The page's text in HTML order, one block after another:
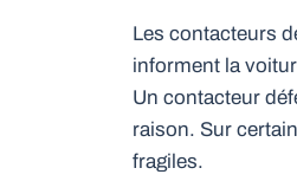
Les contacteurs
informent la
Un contacteur
raison. Sur
fragiles.